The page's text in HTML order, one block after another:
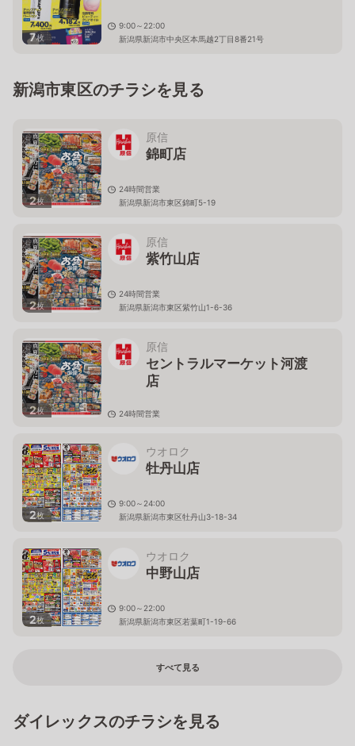
7枚
9:00～22:00
新潟県新潟市中央区本馬越2丁目8番21号
新潟市東区のチラシを見る
2枚
原信
錦町店
24時間営業
新潟県新潟市東区錦町5-19
2枚
原信
紫竹山店
24時間営業
新潟県新潟市東区紫竹山1-6-36
2枚
原信
セントラルマーケット河渡
店
24時間営業
2枚
ウオロク
牡丹山店
9:00～24:00
新潟県新潟市東区牡丹山3-18-34
2枚
ウオロク
中野山店
9:00～22:00
新潟県新潟市東区若葉町1-19-66
すべて見る
ダイレックスのチラシを見る